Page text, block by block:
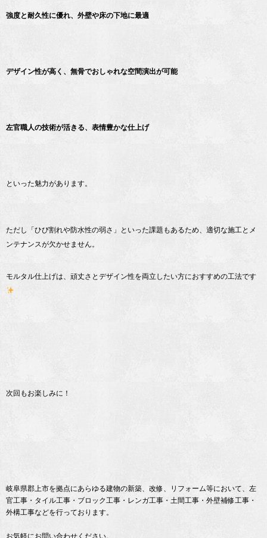
強度と耐久性に優れ、外壁や床の下地に最適
デザイン性が高く、無骨でおしゃれな空間演出が可能
左官職人の技術が活きる、表情豊かな仕上げ
といった魅力があります。
ただし「ひび割れや防水性の弱さ」といった課題もあるため、適切な施工とメ
ンテナンスが欠かせません。
モルタル仕上げは、頑丈さとデザイン性を両立したい方におすすめの工法です
次回もお楽しみに！
岐阜県郡上市を拠点にあらゆる建物の新築、改修、リフォーム等において、左
官工事・タイル工事・ブロック工事・レンガ工事・土間工事・外壁補修工事・
外構工事などを行っております。